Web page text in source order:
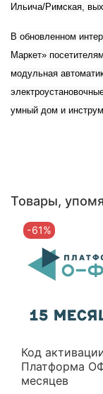
Ильича/Римская,
В обновленном
Маркет»
модульная
умный дом и
Товары,
-61%
Код
Платформа
месяцев